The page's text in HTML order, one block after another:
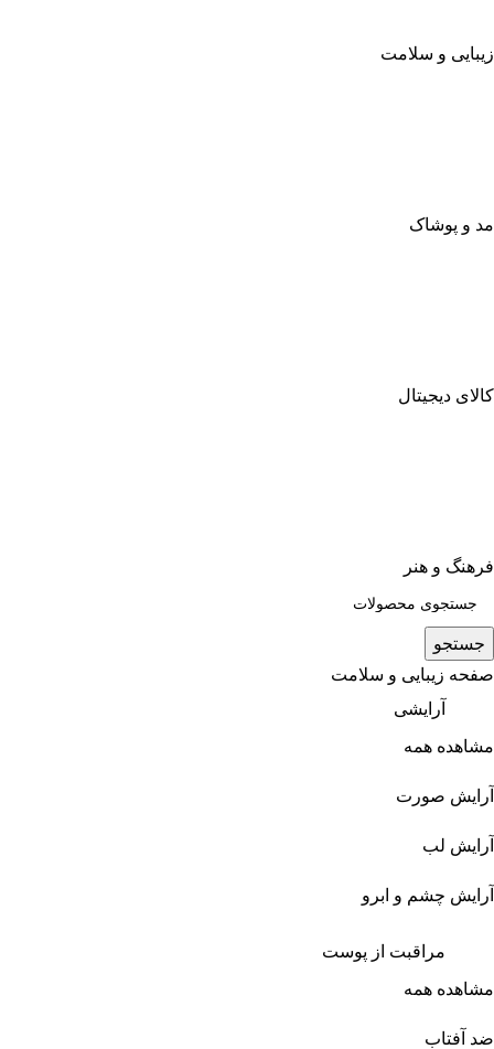
زیبایی و سلامت
مد و پوشاک
کالای دیجیتال
فرهنگ و هنر
جستجو
صفحه زیبایی و سلامت
آرایشی
مشاهده همه
آرایش صورت
آرایش لب
آرایش چشم و ابرو
مراقبت از پوست
مشاهده همه
ضد آفتاب